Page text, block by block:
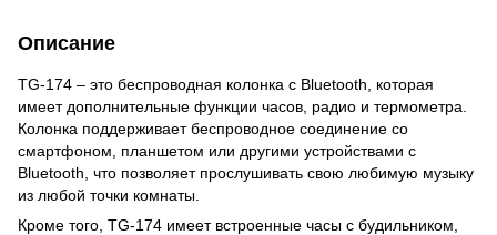
Описание
TG-174 – это беспроводная колонка с Bluetooth, которая
имеет дополнительные функции часов, радио и термометра.
Колонка поддерживает беспроводное соединение со
смартфоном, планшетом или другими устройствами с
Bluetooth, что позволяет прослушивать свою любимую музыку
из любой точки комнаты.
Кроме того, TG-174 имеет встроенные часы с будильником,